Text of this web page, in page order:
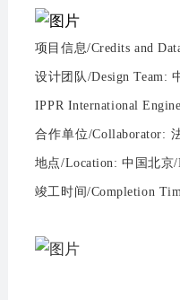
项目信息/Credits and
设计团队/Design Team:
IPPR International
合作单位/Collaborator:
地点/Location: 中国北京
竣工时间/Completion